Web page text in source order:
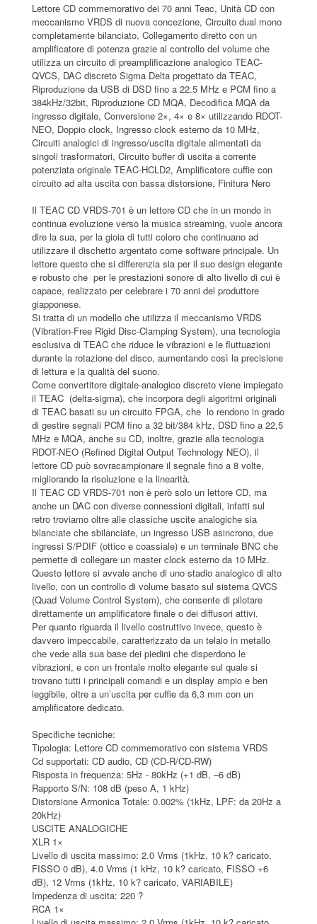
Lettore CD commemorativo dei 70 anni Teac, Unità CD con
meccanismo VRDS di nuova concezione, Circuito dual mono
completamente bilanciato, Collegamento diretto con un
amplificatore di potenza grazie al controllo del volume che
utilizza un circuito di preamplificazione analogico TEAC-
QVCS, DAC discreto Sigma Delta progettato da TEAC,
Riproduzione da USB di DSD fino a 22.5 MHz e PCM fino a
384kHz/32bit, Riproduzione CD MQA, Decodifica MQA da
ingresso digitale, Conversione 2×, 4× e 8× utilizzando RDOT-
NEO, Doppio clock, Ingresso clock esterno da 10 MHz,
Circuiti analogici di ingresso/uscita digitale alimentati da
singoli trasformatori, Circuito buffer di uscita a corrente
potenziata originale TEAC-HCLD2, Amplificatore cuffie con
circuito ad alta uscita con bassa distorsione, Finitura Nero
Il TEAC CD VRDS-701 è un lettore CD che in un mondo in
continua evoluzione verso la musica streaming, vuole ancora
dire la sua, per la gioia di tutti coloro che continuano ad
utilizzare il dischetto argentato come software principale. Un
lettore questo che si differenzia sia per il suo design elegante
e robusto che per le prestazioni sonore di alto livello di cui è
capace, realizzato per celebrare i 70 anni del produttore
giapponese.
Si tratta di un modello che utilizza il meccanismo VRDS
(Vibration-Free Rigid Disc-Clamping System), una tecnologia
esclusiva di TEAC che riduce le vibrazioni e le fluttuazioni
durante la rotazione del disco, aumentando così la precisione
di lettura e la qualità del suono.
Come convertitore digitale-analogico discreto viene impiegato
il TEAC (delta-sigma), che incorpora degli algoritmi originali
di TEAC basati su un circuito FPGA, che lo rendono in grado
di gestire segnali PCM fino a 32 bit/384 kHz, DSD fino a 22,5
MHz e MQA, anche su CD, inoltre, grazie alla tecnologia
RDOT-NEO (Refined Digital Output Technology NEO), il
lettore CD può sovracampionare il segnale fino a 8 volte,
migliorando la risoluzione e la linearità.
Il TEAC CD VRDS-701 non è però solo un lettore CD, ma
anche un DAC con diverse connessioni digitali, infatti sul
retro troviamo oltre alle classiche uscite analogiche sia
bilanciate che sbilanciate, un ingresso USB asincrono, due
ingressi S/PDIF (ottico e coassiale) e un terminale BNC che
permette di collegare un master clock esterno da 10 MHz.
Questo lettore si avvale anche di uno stadio analogico di alto
livello, con un controllo di volume basato sul sistema QVCS
(Quad Volume Control System), che consente di pilotare
direttamente un amplificatore finale o dei diffusori attivi.
Per quanto riguarda il livello costruttivo invece, questo è
davvero impeccabile, caratterizzato da un telaio in metallo
che vede alla sua base dei piedini che disperdono le
vibrazioni, e con un frontale molto elegante sul quale si
trovano tutti i principali comandi e un display ampio e ben
leggibile, oltre a un’uscita per cuffie da 6,3 mm con un
amplificatore dedicato.
Specifiche tecniche:
Tipologia: Lettore CD commemorativo con sistema VRDS
Cd supportati: CD audio, CD (CD-R/CD-RW)
Risposta in frequenza: 5Hz - 80kHz (+1 dB, –6 dB)
Rapporto S/N: 108 dB (peso A, 1 kHz)
Distorsione Armonica Totale: 0.002% (1kHz, LPF: da 20Hz a
20kHz)
USCITE ANALOGICHE
XLR 1×
Livello di uscita massimo: 2.0 Vrms (1kHz, 10 k? caricato,
FISSO 0 dB), 4.0 Vrms (1 kHz, 10 k? caricato, FISSO +6
dB), 12 Vrms (1kHz, 10 k? caricato, VARIABILE)
Impedenza di uscita: 220 ?
RCA 1×